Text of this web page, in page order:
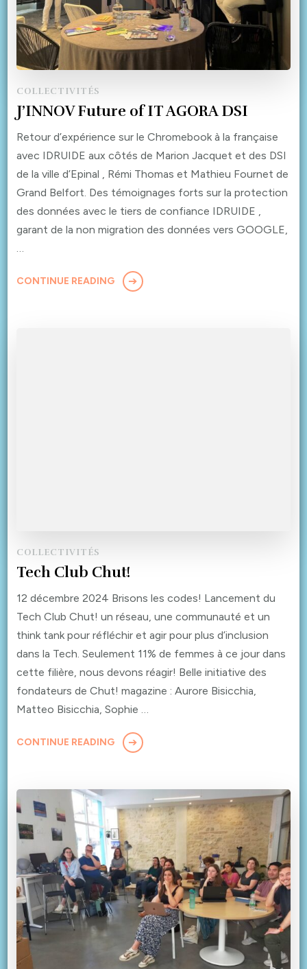
COLLECTIVITÉS
J’INNOV Future of IT AGORA DSI
Retour d’expérience sur le Chromebook à la française
avec IDRUIDE aux côtés de Marion Jacquet et des DSI
de la ville d’Epinal , Rémi Thomas et Mathieu Fournet de
Grand Belfort. Des témoignages forts sur la protection
des données avec le tiers de confiance IDRUIDE ,
garant de la non migration des données vers GOOGLE,
CONTINUE READING
COLLECTIVITÉS
Tech Club Chut!
12 décembre 2024 Brisons les codes! Lancement du
Tech Club Chut! un réseau, une communauté et un
think tank pour réfléchir et agir pour plus d’inclusion
dans la Tech. Seulement 11% de femmes à ce jour dans
cette filière, nous devons réagir! Belle initiative des
fondateurs de Chut! magazine : Aurore Bisicchia,
Matteo Bisicchia, Sophie …
CONTINUE READING